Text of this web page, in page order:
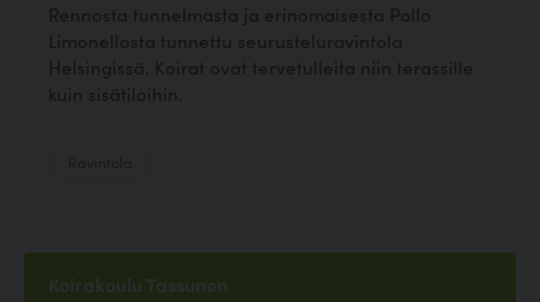
Rennosta tunnelmasta ja erinomaisesta Pollo
Limonellosta tunnettu seurusteluravintola
Helsingissä. Koirat ovat tervetulleita niin terassille
kuin sisätiloihin.
Koirakoulu Tassunen